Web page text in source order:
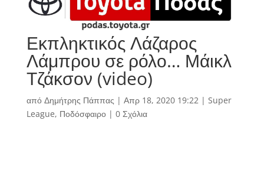
Εκπληκτικός Λάζαρος
Λάμπρου σε ρόλο… Μάικλ
Τζάκσον (video)
από Δημήτρης Πάππας | Απρ 18, 2020 19:22| Super
League, Ποδόσφαιρο| 0 Σχόλια